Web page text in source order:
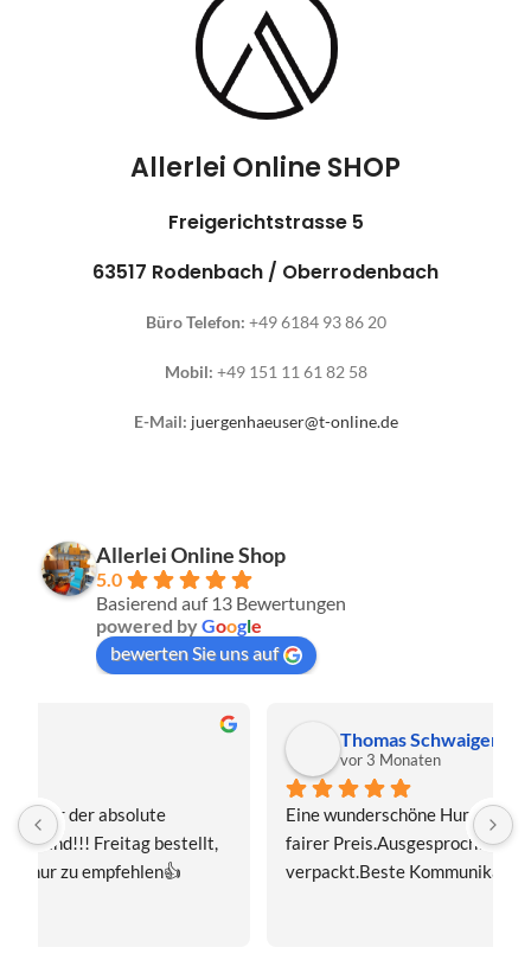
Allerlei Online SHOP
Freigerichtstrasse 5
63517 Rodenbach / Oberrodenbach
Büro Telefon: +49 6184 93 86 20
Mobil: +49 151 11 61 82 58
E-Mail: juergenhaeuser@t-online.de
Allerlei Online Shop
5.0
Basierend auf 13 Bewertungen
powered byGoogle
bewerten Sie uns auf
Thomas Schwaiger
Eine wunderschöne Hummel-Madonnenfigur.Sehr
fairer Preis.Ausgesprochen sorgfältig
verpackt.Beste Kommunikation.Gerne mal wieder!